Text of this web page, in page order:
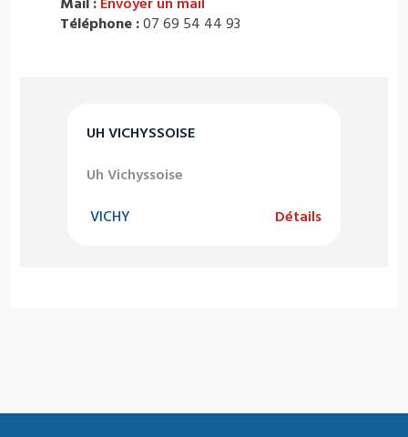
UH VICHYSSOISE
Uh Vichyssoise
VICHY Détails
Téléphone :07 69 54 44 93